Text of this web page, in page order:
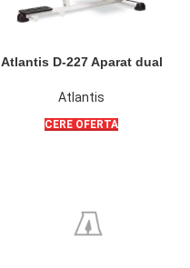
Atlantis D-227 Aparat dual
femurali
Atlantis
CERE OFERTA